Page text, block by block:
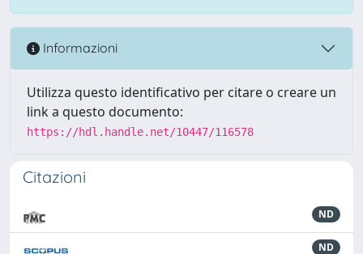
Informazioni
Utilizza questo identificativo per citare o creare un
link a questo documento:
https://hdl.handle.net/10447/116578
Citazioni
ND
ND